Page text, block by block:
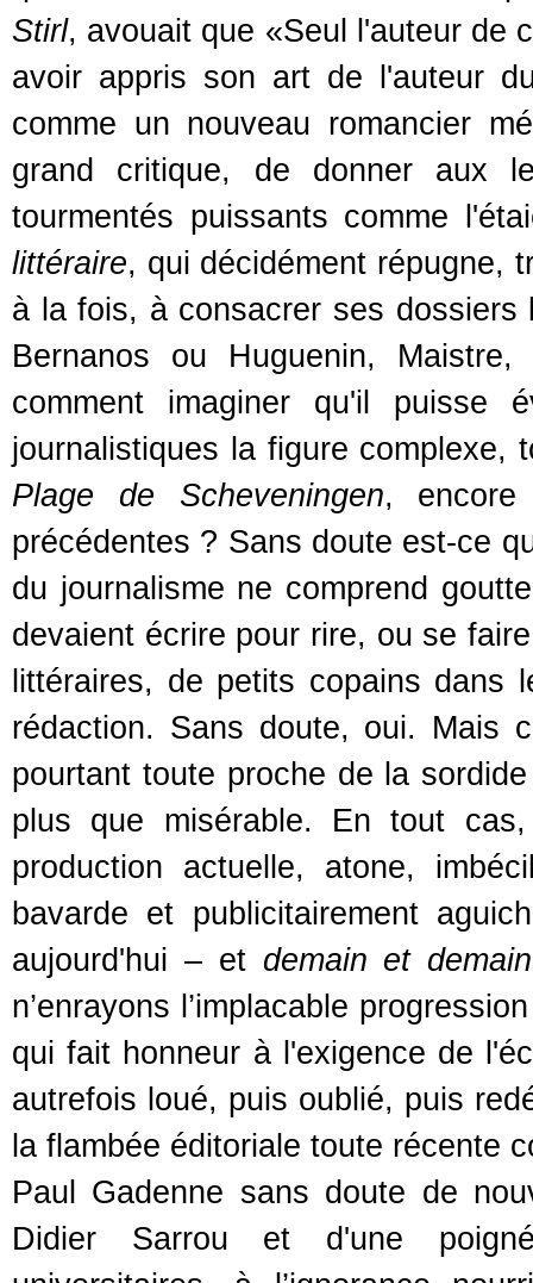
Stirl, avouait que «Seul l'auteur de
avoir appris son art de l'auteur
comme un nouveau romancier
grand critique, de donner aux
tourmentés puissants comme
littéraire, qui décidément répugne,
à la fois, à consacrer ses
Bernanos ou Huguenin,
comment imaginer qu'il puisse
journalistiques la figure
Plage de Scheveningen, encore
précédentes ? Sans doute est-ce
du journalisme ne comprend
devaient écrire pour rire, ou se
littéraires, de petits copains dans
rédaction. Sans doute, oui. Mais
pourtant toute proche de la
plus que misérable. En tout
production actuelle, atone,
bavarde et publicitairement
aujourd'hui – et demain et
n’enrayons l’implacable
qui fait honneur à l'exigence de
autrefois loué, puis oublié, puis
la flambée éditoriale toute récente
Paul Gadenne sans doute de
Didier Sarrou et d'une